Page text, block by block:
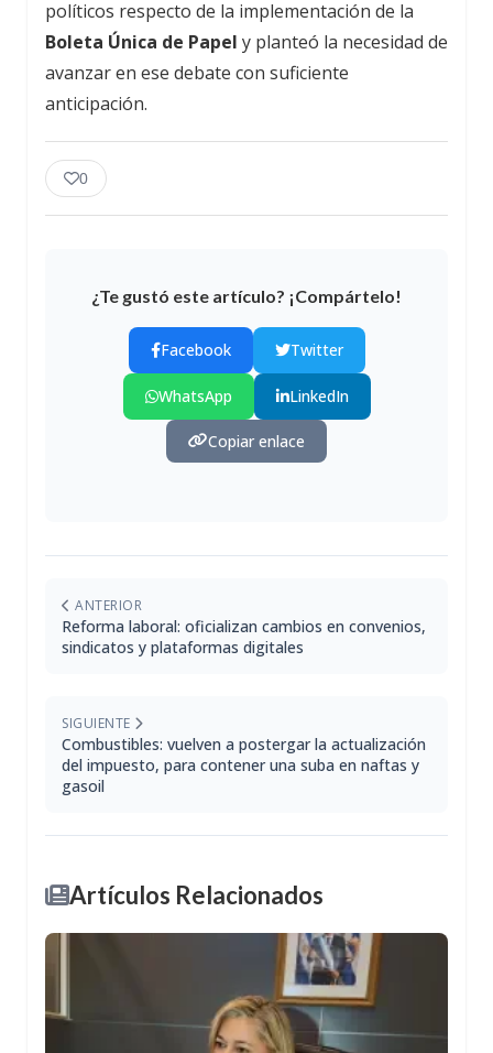
políticos respecto de la implementación de la
Boleta Única de Papel y planteó la necesidad de
avanzar en ese debate con suficiente
anticipación.
0
¿Te gustó este artículo? ¡Compártelo!
Facebook Twitter
WhatsApp LinkedIn
Copiar enlace
ANTERIOR
Reforma laboral: oficializan cambios en convenios,
sindicatos y plataformas digitales
SIGUIENTE
Combustibles: vuelven a postergar la actualización
del impuesto, para contener una suba en naftas y
gasoil
Artículos Relacionados